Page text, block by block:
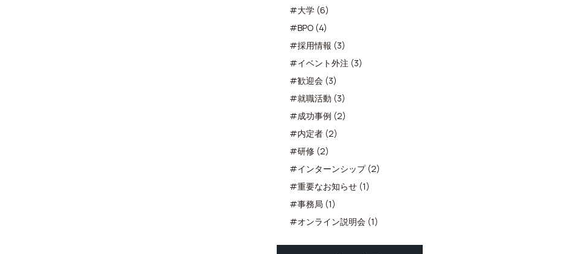
#大学 (6)
#BPO (4)
#採用情報 (3)
#イベント外注 (3)
#歓迎会 (3)
#就職活動 (3)
#成功事例 (2)
#内定者 (2)
#研修 (2)
#インターンシップ (2)
#重要なお知らせ (1)
#事務局 (1)
#オンライン説明会 (1)